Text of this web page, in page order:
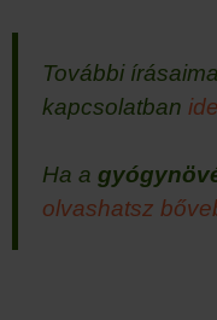
További
kapcsolatban
Ha a
olvashatsz